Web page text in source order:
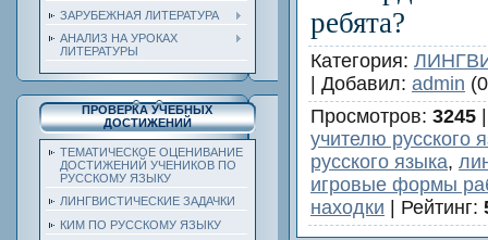
ЗАРУБЕЖНАЯ ЛИТЕРАТУРА
АНАЛИЗ НА УРОКАХ
ЛИТЕРАТУРЫ
ПРОВЕРКА УЧЕБНЫХ
ДОСТИЖЕНИЙ
ТЕМАТИЧЕСКОЕ ОЦЕНИВАНИЕ
ДОСТИЖЕНИЙ УЧЕНИКОВ ПО
РУССКОМУ ЯЗЫКУ
ЛИНГВИСТИЧЕСКИЕ ЗАДАЧКИ
КИМ ПО РУССКОМУ ЯЗЫКУ
ребята?
Категория:
| Добавил: admin
Просмотров: 3245
учителю русского
русского языка,
игровые формы
находки | Рейтинг: